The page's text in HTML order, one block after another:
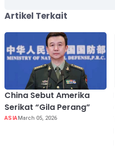
Artikel Terkait
China Sebut Amerika
Serikat “Gila Perang”
ASIA March 05, 2026